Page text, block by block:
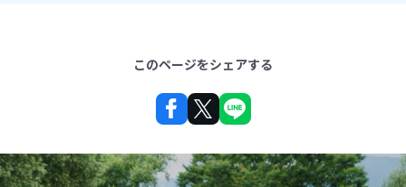
このページをシェアする